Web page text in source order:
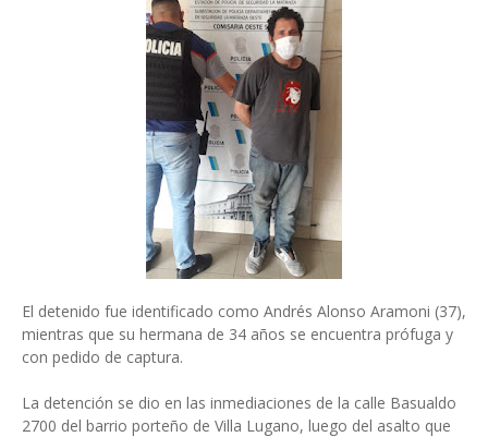
El detenido fue identificado como Andrés Alonso Aramoni (37),
mientras que su hermana de 34 años se encuentra prófuga y
con pedido de captura.
La detención se dio en las inmediaciones de la calle Basualdo
2700 del barrio porteño de Villa Lugano, luego del asalto que